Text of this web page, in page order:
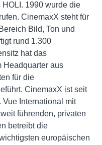
1990 wurde die
CinemaxX steht für
Bild, Ton und
rund 1.300
hat das
Headquarter aus
für die
CinemaxX ist seit
Vue International mit
führenden, privaten
betreibt die
europäischen